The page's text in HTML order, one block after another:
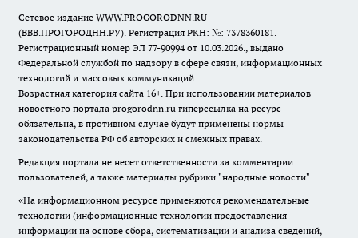
Сетевое издание WWW.PROGORODNN.RU
(ВВВ.ПРОГОРОДНН.РУ). Регистрация РКН: №: 7378360181.
Регистрационный номер ЭЛ 77-90994 от 10.03.2026., выдано
Федеральной службой по надзору в сфере связи, информационных
технологий и массовых коммуникаций.
Возрастная категория сайта 16+. При использовании материалов
новостного портала progorodnn.ru гиперссылка на ресурс
обязательна, в противном случае будут применены нормы
законодательства РФ об авторских и смежных правах.
Редакция портала не несет ответственности за комментарии
пользователей, а также материалы рубрики "народные новости".
«На информационном ресурсе применяются рекомендательные
технологии (информационные технологии предоставления
информации на основе сбора, систематизации и анализа сведений,